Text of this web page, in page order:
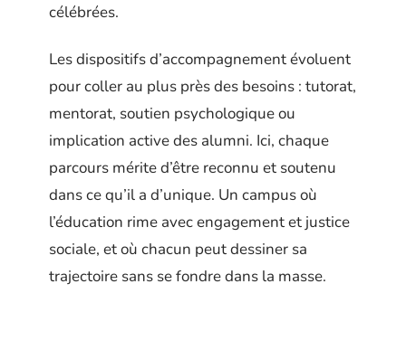
célébrées.
Les dispositifs d’accompagnement évoluent
pour coller au plus près des besoins : tutorat,
mentorat, soutien psychologique ou
implication active des alumni. Ici, chaque
parcours mérite d’être reconnu et soutenu
dans ce qu’il a d’unique. Un campus où
l’éducation rime avec engagement et justice
sociale, et où chacun peut dessiner sa
trajectoire sans se fondre dans la masse.